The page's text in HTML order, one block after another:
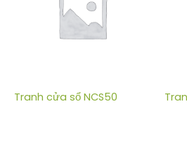
Tranh cửa sổ NCS50